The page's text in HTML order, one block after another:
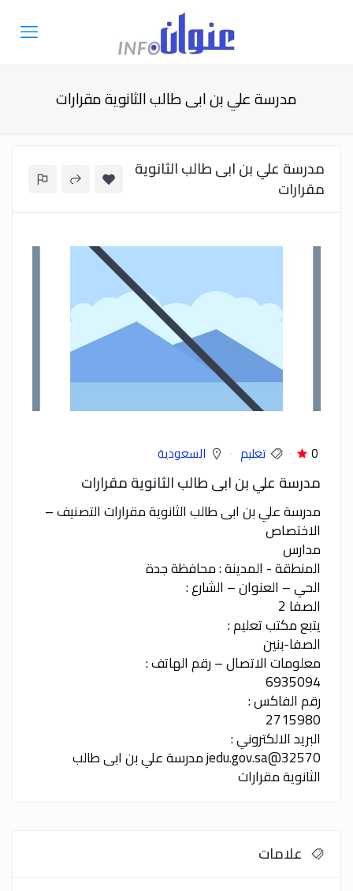
مدرسة علي بن ابى طالب الثانوية مقرارات
مدرسة علي بن ابى طالب الثانوية
مقرارات
0 تعليم السعودية
مدرسة علي بن ابى طالب الثانوية مقرارات
مدرسة علي بن ابى طالب الثانوية مقرارات التصنيف –
الاختصاص
مدارس
المنطقة - المدينة : محافظة جدة
الحي – العنوان – الشارع :
الصفا 2
يتبع مكتب تعليم :
الصفا-بنين
معلومات الاتصال – رقم الهاتف :
6935094
رقم الفاكس :
2715980
البريد الالكتروني :
32570@jedu.gov.sa مدرسة علي بن ابى طالب
الثانوية مقرارات
علامات